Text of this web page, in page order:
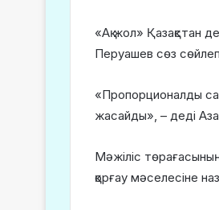
«Ақ жол» Қазақстан
Перуашев сөз
«Пропорционалды
жасайды», – деді
Мәжіліс
қорғау мәселесіне